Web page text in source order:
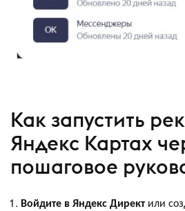
Как запустить
Яндекс Картах
пошаговое
Войдите в Яндекс Директили